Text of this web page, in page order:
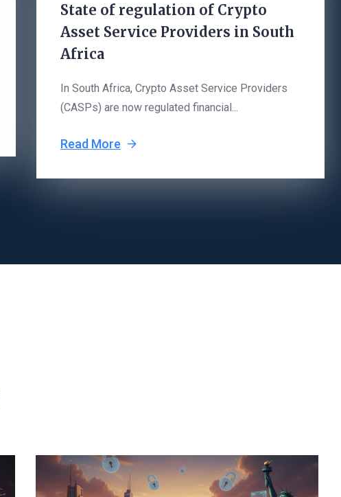
State of regulation of Crypto
Asset Service Providers in South
Africa
In South Africa, Crypto Asset Service Providers
(CASPs) are now regulated financial...
Read More